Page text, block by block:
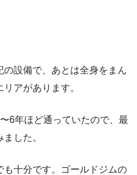
設備で、あとは全身をまん
アがあります。
6年ほど通っていたので、最
した。
十分です。ゴールドジムの